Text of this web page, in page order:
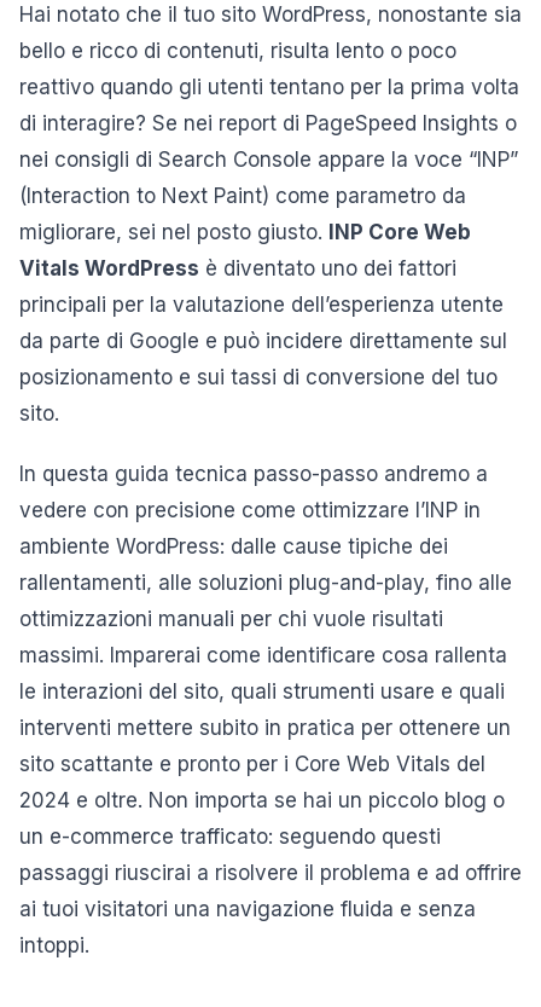
Hai notato che il tuo sito WordPress, nonostante sia
bello e ricco di contenuti, risulta lento o poco
reattivo quando gli utenti tentano per la prima volta
di interagire? Se nei report di PageSpeed Insights o
nei consigli di Search Console appare la voce “INP”
(Interaction to Next Paint) come parametro da
migliorare, sei nel posto giusto. INP Core Web
Vitals WordPress è diventato uno dei fattori
principali per la valutazione dell’esperienza utente
da parte di Google e può incidere direttamente sul
posizionamento e sui tassi di conversione del tuo
sito.
In questa guida tecnica passo-passo andremo a
vedere con precisione come ottimizzare l’INP in
ambiente WordPress: dalle cause tipiche dei
rallentamenti, alle soluzioni plug-and-play, fino alle
ottimizzazioni manuali per chi vuole risultati
massimi. Imparerai come identificare cosa rallenta
le interazioni del sito, quali strumenti usare e quali
interventi mettere subito in pratica per ottenere un
sito scattante e pronto per i Core Web Vitals del
2024 e oltre. Non importa se hai un piccolo blog o
un e-commerce trafficato: seguendo questi
passaggi riuscirai a risolvere il problema e ad offrire
ai tuoi visitatori una navigazione fluida e senza
intoppi.